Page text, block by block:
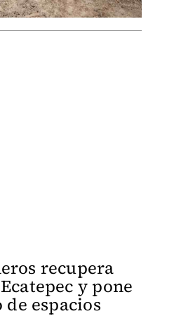
recupera
y pone
espacios